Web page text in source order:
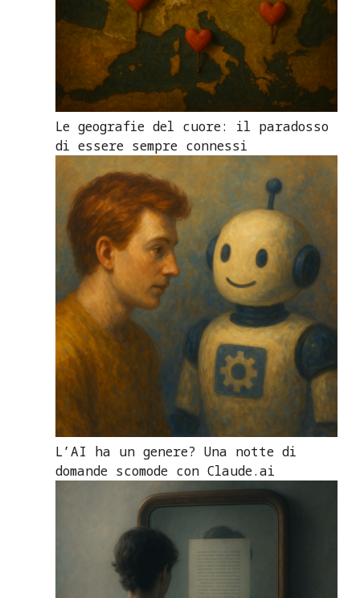
Le geografie del cuore: il paradosso
di essere sempre connessi
L’AI ha un genere? Una notte di
domande scomode con Claude.ai